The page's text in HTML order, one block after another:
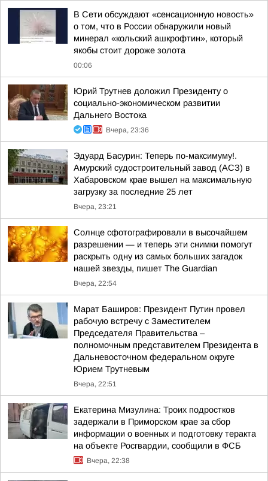
В Сети обсуждают «сенсационную новость»
о том, что в России обнаружили новый
минерал «кольский ашкрофтин», который
якобы стоит дороже золота
00:06
Юрий Трутнев доложил Президенту о
социально-экономическом развитии
Дальнего Востока
Вчера, 23:36
Эдуард Басурин: Теперь по-максимуму!.
Амурский судостроительный завод (АСЗ) в
Хабаровском крае вышел на максимальную
загрузку за последние 25 лет
Вчера, 23:21
Солнце сфотографировали в высочайшем
разрешении — и теперь эти снимки помогут
раскрыть одну из самых больших загадок
нашей звезды, пишет The Guardian
Вчера, 22:54
Марат Баширов: Президент Путин провел
рабочую встречу с Заместителем
Председателя Правительства –
полномочным представителем Президента в
Дальневосточном федеральном округе
Юрием Трутневым
Вчера, 22:51
Екатерина Мизулина: Троих подростков
задержали в Приморском крае за сбор
информации о военных и подготовку теракта
на объекте Росгвардии, сообщили в ФСБ
Вчера, 22:38